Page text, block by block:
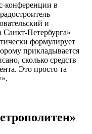
конференции в
и
Санкт-Петербурга»
формулирует
прикладывается
сколько средств
Это просто та